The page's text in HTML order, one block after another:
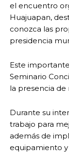
el encuentro
Huajuapan,
conozca las
presidencia
Este
Seminario
la presencia de
Durante su
trabajo para
además de
equipamiento